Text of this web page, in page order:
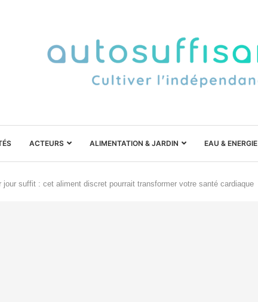
ACTEURS ALIMENTATION & JARDIN EAU & ENERGIE
jour suffit : cet aliment discret pourrait transformer votre santé cardiaque